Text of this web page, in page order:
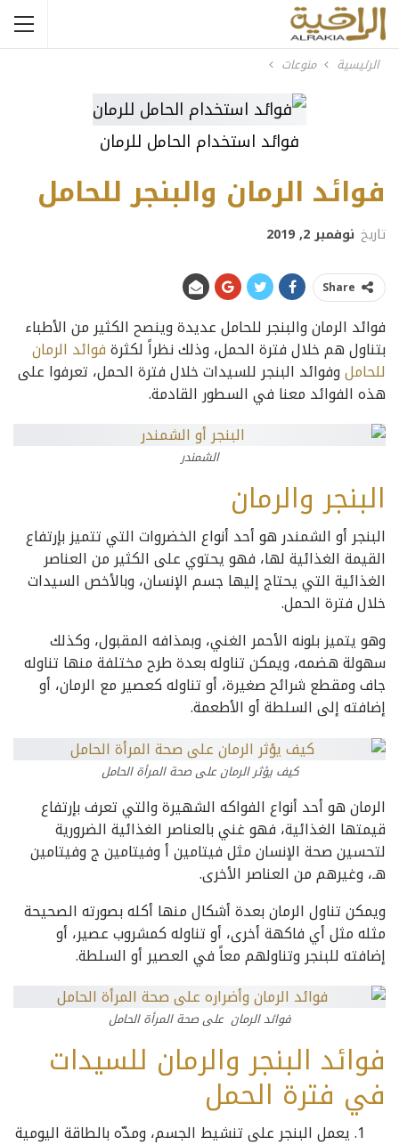
الرئيسية منوعات
فوائد استخدام الحامل للرمان
فوائد الرمان والبنجر للحامل
تاريخ نوفمبر 2, 2019
Share
فوائد الرمان والبنجر للحامل عديدة وينصح الكثير من الأطباء
بتناول هم خلال فترة الحمل، وذلك نظراً لكثرةفوائد الرمان
للحاملوفوائد البنجر للسيدات خلال فترة الحمل، تعرفوا على
هذه الفوائد معنا في السطور القادمة.
الشمندر
البنجر والرمان
البنجر أو الشمندر هو أحد أنواع الخضروات التي تتميز بإرتفاع
القيمة الغذائية لها، فهو يحتوي على الكثير من العناصر
الغذائية التي يحتاج إليها جسم الإنسان، وبالأخص السيدات
خلال فترة الحمل.
وهو يتميز بلونه الأحمر الغني، وبمذافه المقبول، وكذلك
سهولة هضمه، ويمكن تناوله بعدة طرح مختلفة منها تناوله
جاف ومقطع شرائح صغيرة، أو تناوله كعصير مع الرمان، أو
إضافته إلى السلطة أو الأطعمة.
كيف يؤثر الرمان على صحة المرأة الحامل
الرمان هو أحد أنواع الفواكه الشهيرة والتي تعرف بإرتفاع
قيمتها الغذائية، فهو غني بالعناصر الغذائية الضرورية
لتحسين صحة الإنسان مثل فيتامين أ وفيتامين ج وفيتامين
هـ، وغيرهم من العناصر الأخرى.
ويمكن تناول الرمان بعدة أشكال منها أكله بصورته الصحيحة
مثله مثل أي فاكهة أخرى، أو تناوله كمشروب عصير، أو
إضافته للبنجر وتناولهم معاً في العصير أو السلطة.
فوائد الرمان على صحة المرأة الحامل
فوائد البنجر والرمان للسيدات
في فترة الحمل
يعمل البنجر على تنشيط الجسم، ومدّه بالطاقة اليومية